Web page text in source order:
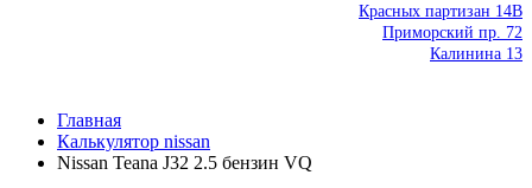
Красных партизан 14В
Приморский пр. 72
Калинина 13
Главная
Калькулятор nissan
Nissan Teana J32 2.5 бензин VQ